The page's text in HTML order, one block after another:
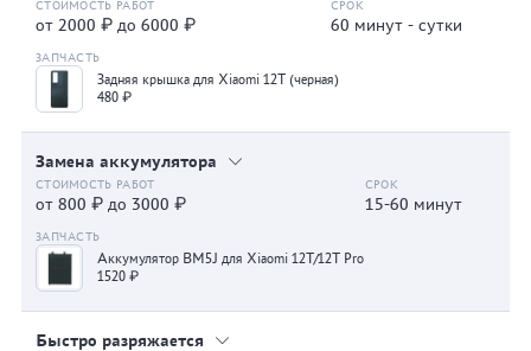
от 2000 ₽ до 6000 ₽ 60 минут - сутки
Задняя крышка для Xiaomi 12T (черная)
480 ₽
Замена аккумулятора
от 800 ₽ до 3000 ₽ 15-60 минут
Аккумулятор BM5J для Xiaomi 12T/12T Pro
1520 ₽
Быстро разряжается